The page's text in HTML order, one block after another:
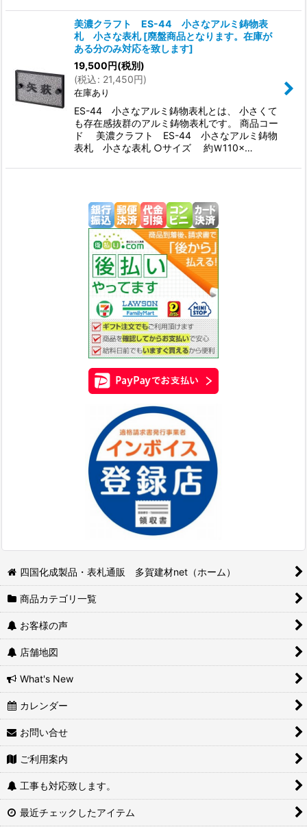
美濃クラフト ES-44 小さなアルミ鋳物表
札 小さな表札 [廃盤商品となります。在庫が
ある分のみ対応を致します]
19,500円(税別)
(税込: 21,450円)
在庫あり
ES-44 小さなアルミ鋳物表札とは、 小さくて
も存在感抜群のアルミ鋳物表札です。 商品コー
ド 美濃クラフト ES-44 小さなアルミ鋳物
表札 小さな表札 ○サイズ 約Ｗ110×…
四国化成製品・表札通販 多賀建材net（ホーム）
商品カテゴリ一覧
お客様の声
店舗地図
What's New
カレンダー
お問い合せ
ご利用案内
工事も対応致します。
最近チェックしたアイテム